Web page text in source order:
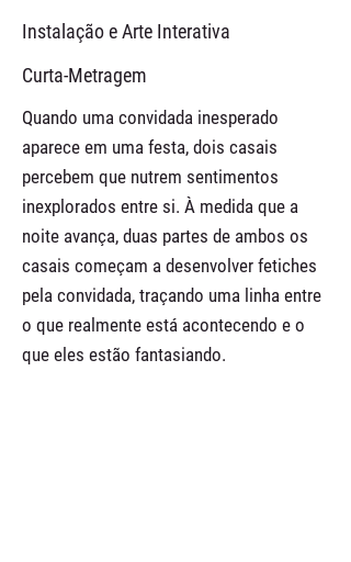
Instalação e Arte Interativa
Curta-Metragem
Quando uma convidada inesperado
aparece em uma festa, dois casais
percebem que nutrem sentimentos
inexplorados entre si. À medida que a
noite avança, duas partes de ambos os
casais começam a desenvolver fetiches
pela convidada, traçando uma linha entre
o que realmente está acontecendo e o
que eles estão fantasiando.